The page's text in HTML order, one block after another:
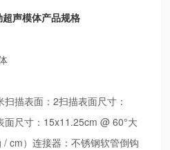
超声模体产品规格
描表面：2扫描表面尺寸：
尺寸：15x11.25cm @ 60°大
cm）连接器：不锈钢软管倒钩